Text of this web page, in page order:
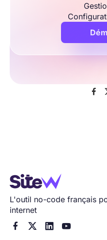

L'outil no-code français
internet
   